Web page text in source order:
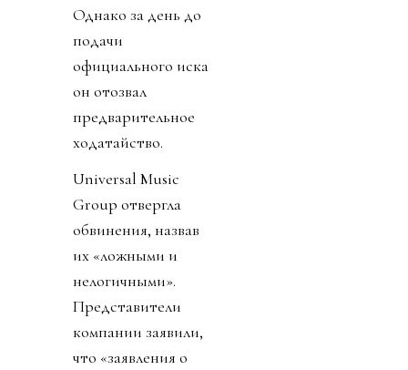
Однако за день до
подачи
официального иска
он отозвал
предварительное
ходатайство.
Universal Music
Group отвергла
обвинения, назвав
их «ложными и
нелогичными».
Представители
компании заявили,
что «заявления о